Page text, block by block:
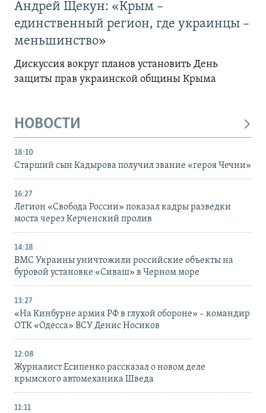
Андрей Щекун: «Крым –
единственный регион, где украинцы –
меньшинство»
Дискуссия вокруг планов установить День
защиты прав украинской общины Крыма
НОВОСТИ
18:10
Старший сын Кадырова получил звание «героя Чечни»
16:27
Легион «Свобода России» показал кадры разведки
моста через Керченский пролив
14:18
ВМС Украины уничтожили российские объекты на
буровой установке «Сиваш» в Черном море
13:27
«На Кинбурне армия РФ в глухой обороне» – командир
ОТК «Одесса» ВСУ Денис Носиков
12:08
Журналист Есипенко рассказал о новом деле
крымского автомеханика Шведа
11:11